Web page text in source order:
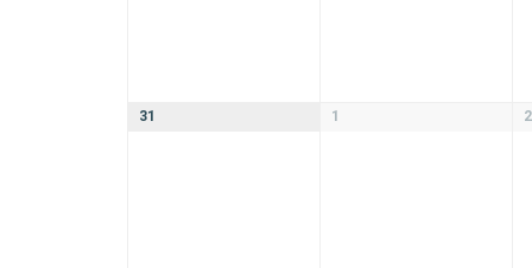
31 1 2